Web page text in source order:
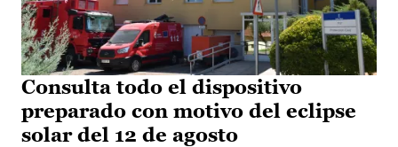
Consulta todo el dispositivo
preparado con motivo del eclipse
solar del 12 de agosto